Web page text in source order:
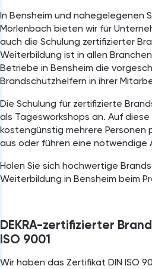
In Bensheim⁠ und nahegelegenen
Mörlenbach bieten wir für
auch die Schulung zertifizierter
Weiterbildung ist in allen
Betriebe in Bensheim die
Brandschutzhelfern in ihrer
Die Schulung für zertifizierte
als Tagesworkshops an. Auf
kostengünstig mehrere Personen
aus oder führen eine notwendige
Holen Sie sich hochwertige
Weiterbildung in Bensheim⁠ beim
DEKRA-zertifizierter
ISO 9001
Wir haben das Zertifikat DIN ISO